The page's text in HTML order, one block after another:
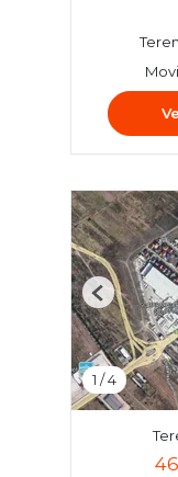
1 /4
Previous